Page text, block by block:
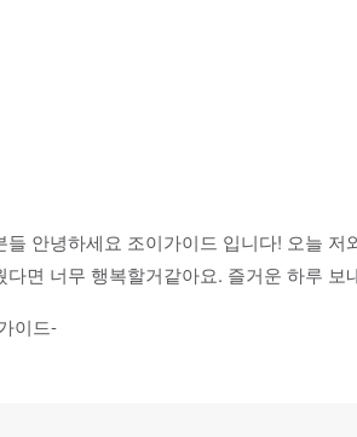
들 안녕하세요 조이가이드 입니다! 오늘
다면 너무 행복할거같아요. 즐거운 하루
이드-